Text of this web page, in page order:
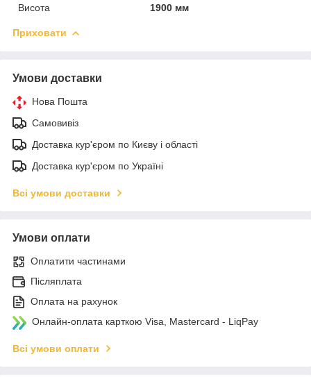
Висота
1900 мм
Приховати
Умови доставки
Нова Пошта
Самовивіз
Доставка кур'єром по Києву і області
Доставка кур'єром по Україні
Всі умови доставки
Умови оплати
Оплатити частинами
Післяплата
Оплата на рахунок
Онлайн-оплата карткою Visa, Mastercard - LiqPay
Всі умови оплати